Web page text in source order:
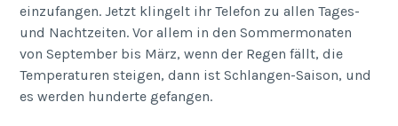
einzufangen. Jetzt klingelt ihr Telefon zu allen Tages-
und Nachtzeiten. Vor allem in den Sommermonaten
von September bis März, wenn der Regen fällt, die
Temperaturen steigen, dann ist Schlangen-Saison, und
es werden hunderte gefangen.